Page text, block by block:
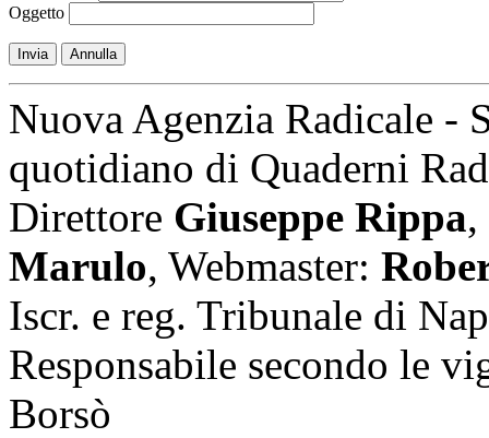
Oggetto
Invia Annulla
Nuova Agenzia Radicale -
quotidiano di Quaderni
Direttore Giuseppe Rippa,
Marulo, Webmaster:
Iscr. e reg. Tribunale di
Responsabile secondo le
Borsò